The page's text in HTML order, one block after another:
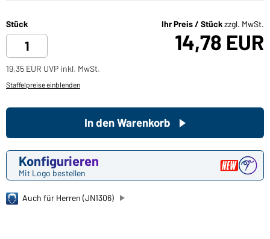
Stück Ihr Preis / Stückzzgl. MwSt.
14,78 EUR
19,35 EUR UVP inkl. MwSt.
Staffelpreise einblenden
Konfigurieren
Mit Logo bestellen
In den Warenkorb
Auch für Herren (JN1306)